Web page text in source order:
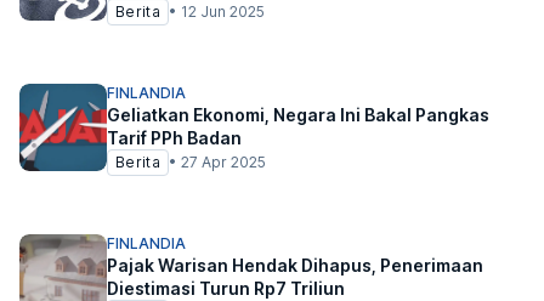
Berita • 12 Jun 2025
FINLANDIA
Geliatkan Ekonomi, Negara Ini Bakal Pangkas
Tarif PPh Badan
Berita • 27 Apr 2025
FINLANDIA
Pajak Warisan Hendak Dihapus, Penerimaan
Diestimasi Turun Rp7 Triliun